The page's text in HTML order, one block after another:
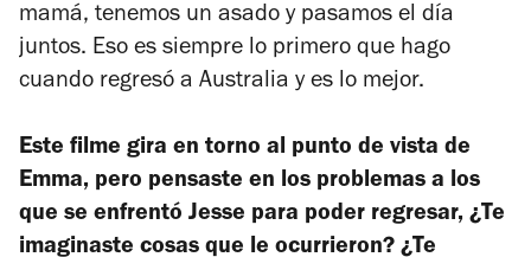
mamá, tenemos un asado y pasamos el día
juntos. Eso es siempre lo primero que hago
cuando regresó a Australia y es lo mejor.
Este filme gira en torno al punto de vista de
Emma, pero pensaste en los problemas a los
que se enfrentó Jesse para poder regresar, ¿Te
imaginaste cosas que le ocurrieron? ¿Te